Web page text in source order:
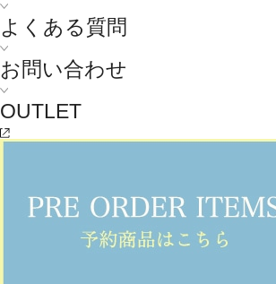
よくある質問
お問い合わせ
OUTLET